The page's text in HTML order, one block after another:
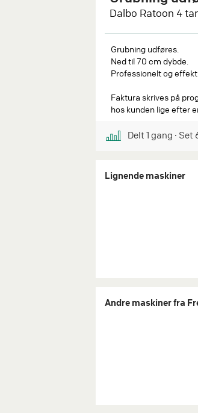
Dalbo Ratoon 4
Grubning udføres.
Ned til 70 cm dybde.
Professionelt og
Faktura skrives på
hos kunden lige efter
Delt 1 gang ∙ Set
Lignende maskiner
Andre maskiner fra